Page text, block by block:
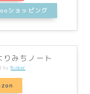
ショッピング
りみちノート
byRinker